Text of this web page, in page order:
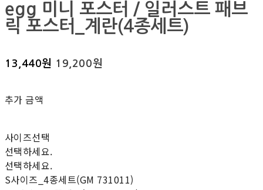
egg 미니 포스터 / 일러스트 패브
릭 포스터_계란(4종세트)
13,440원 19,200원
추가 금액
사이즈선택
선택하세요.
선택하세요.
S사이즈_4종세트(GM 731011)